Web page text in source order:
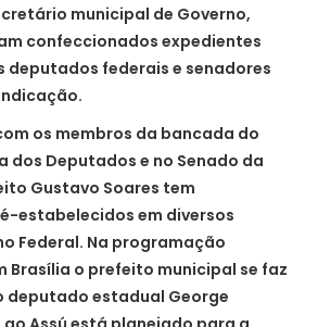
municipal de Governo,
confeccionados expedientes
deputados federais e senadores
os membros da bancada do
dos Deputados e no Senado da
Gustavo Soares tem
estabelecidos em diversos
Federal. Na programação
Brasília o prefeito municipal se faz
deputado estadual George